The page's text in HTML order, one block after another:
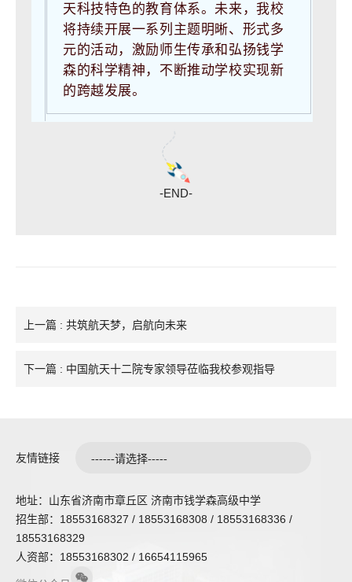
天科技特色的教育体系。未来，我校
将持续开展一系列主题明晰、形式多
元的活动， 激励师生传承和弘扬钱学
森的科学精神，不断推动学校实现新
的跨越发展。
-END-
上一篇 : 共筑航天梦，启航向未来
下一篇 : 中国航天十二院专家领导莅临我校参观指导
友情链接
地址：山东省济南市章丘区 济南市钱学森高级中学
招生部：18553168327 / 18553168308 / 18553168336 /
18553168329
人资部：18553168302 / 16654115965